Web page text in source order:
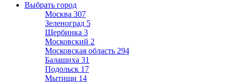
Выбрать город
Москва 307
Зеленоград 5
Щербинка 3
Московский 2
Московская область 294
Балашиха 31
Подольск 17
Мытищи 14